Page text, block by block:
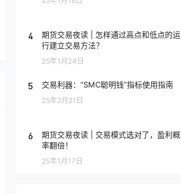
4
期货交易夜读 | 怎样通过高点和低点的运
行建立交易方法？
25年1月24日
5 交易利器：“SMC聪明钱”指标使用指南
25年2月21日
6
期货交易夜读 | 交易模式选对了，盈利概
率翻倍！
25年1月17日